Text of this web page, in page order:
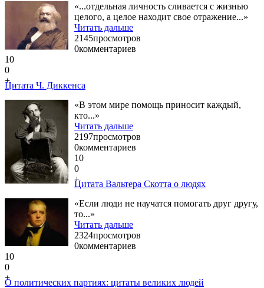
«...отдельная личность сливается с жизнью
целого, а целое находит свое отражение...»
Читать дальше
2145просмотров
0комментариев
10
0
+
Цитата Ч. Диккенса
«В этом мире помощь приносит каждый,
кто...»
Читать дальше
2197просмотров
0комментариев
10
0
+
Цитата Вальтера Скотта о людях
«Если люди не научатся помогать друг другу,
то...»
Читать дальше
2324просмотров
0комментариев
10
0
+
О политических партиях: цитаты великих людей